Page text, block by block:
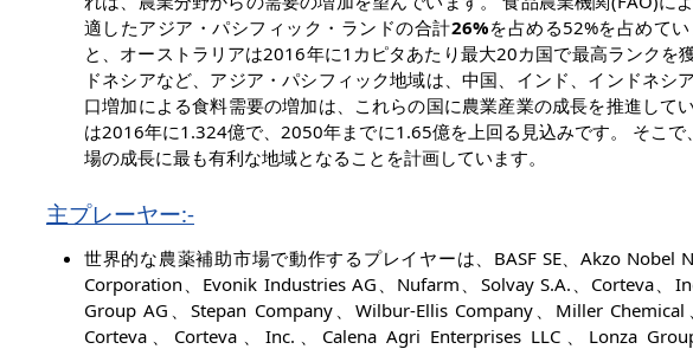
適したアジア・パシフィック・ランドの合計26%を占める52%を占めて
と、オーストラリアは2016年に1カピタあたり最大20カ国で最高ランクを
ドネシアなど、アジア・パシフィック地域は、中国、インド、インドネシ
口増加による食料需要の増加は、これらの国に農業産業の成長を推進して
は2016年に1.324億で、2050年までに1.65億を上回る見込みです。 そこ
場の成長に最も有利な地域となることを計画しています。
主プレーヤー:-
世界的な農薬補助市場で動作するプレイヤーは、BASF SE、Akzo Nobel
Corporation、Evonik Industries AG、Nufarm、Solvay S.A.、Corteva、
Group AG、Stepan Company、Wilbur-Ellis Company、Miller
Corteva、Corteva、Inc.、Calena Agri Enterprises LLC、Lonza